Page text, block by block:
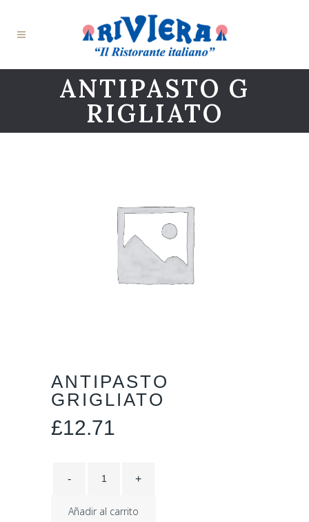
ANTIPASTO G
RIGLIATO
ANTIPASTO
GRIGLIATO
£12.71
Añadir al carrito